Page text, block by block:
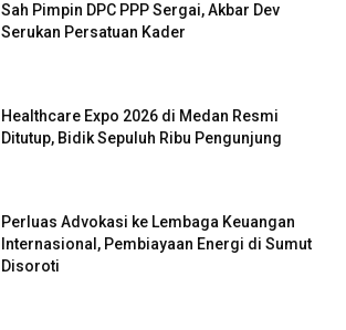
Sah Pimpin DPC PPP Sergai, Akbar Dev
Serukan Persatuan Kader
Healthcare Expo 2026 di Medan Resmi
Ditutup, Bidik Sepuluh Ribu Pengunjung
Perluas Advokasi ke Lembaga Keuangan
Internasional, Pembiayaan Energi di Sumut
Disoroti